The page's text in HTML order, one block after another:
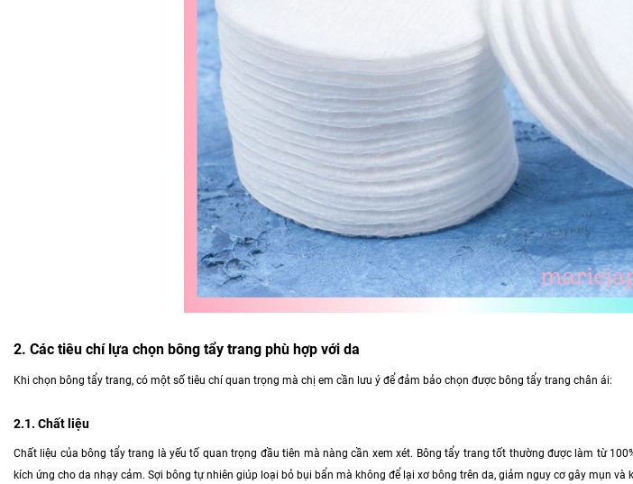
2. Các tiêu chí lựa chọn bông tẩy trang phù hợp với da
Khi chọn bông tẩy trang, có một số tiêu chí quan trọng mà chị em cần lưu ý để đảm bảo chọn được bông tẩy trang chân ái:
2.1. Chất liệu
Chất liệu của bông tẩy trang là yếu tố quan trọng đầu tiên mà nàng cần xem xét. Bông tẩy trang tốt thường được làm từ
kích ứng cho da nhạy cảm. Sợi bông tự nhiên giúp loại bỏ bụi bẩn mà không để lại xơ bông trên da, giảm nguy cơ gây mụn và